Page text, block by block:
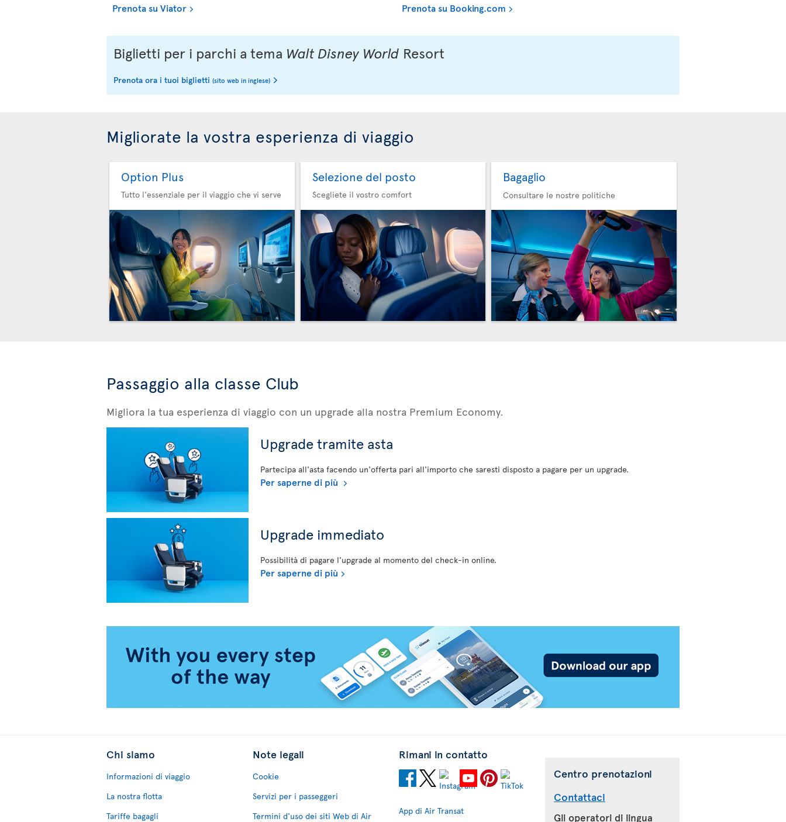
Prenota su Viator Prenota su Booking.com
Biglietti per i parchi a tema Walt Disney World Resort
Prenota ora i tuoi biglietti (sito web in inglese)
Migliorate la vostra esperienza di viaggio
Option Plus
Tutto l'essenziale per il viaggio che vi serve
Selezione del posto
Scegliete il vostro comfort
Bagaglio
Consultare le nostre politiche
Passaggio alla classe Club
Migliora la tua esperienza di viaggio con un upgrade alla nostra Premium Economy.
Upgrade tramite asta
Partecipa all'asta facendo un'offerta pari all'importo che saresti disposto a pagare per un upgrade.
Per saperne di più
Upgrade immediato
Possibilità di pagare l'upgrade al momento del check-in online.
Per saperne di più
Chi siamo
Informazioni di viaggio
La nostra flotta
Tariffe bagagli
Note legali
Cookie
Servizi per i passeggeri
Termini d'uso dei siti Web di Air
Rimani in contatto
App di Air Transat
Centro prenotazioni
Contattaci
Gli operatori di lingua